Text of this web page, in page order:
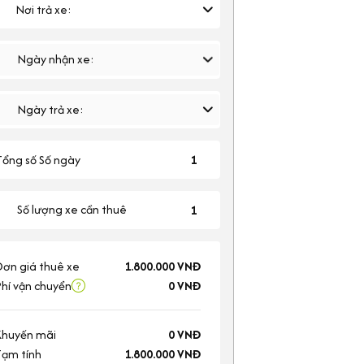
Nơi trả xe:
Ngày nhận xe:
Ngày trả xe:
số Số ngày 1
Số lượng xe cần thuê
giá thuê xe
1.800.000 VNĐ
vận chuyển
0 VNĐ
mãi
0 VNĐ
tính
1.800.000 VNĐ